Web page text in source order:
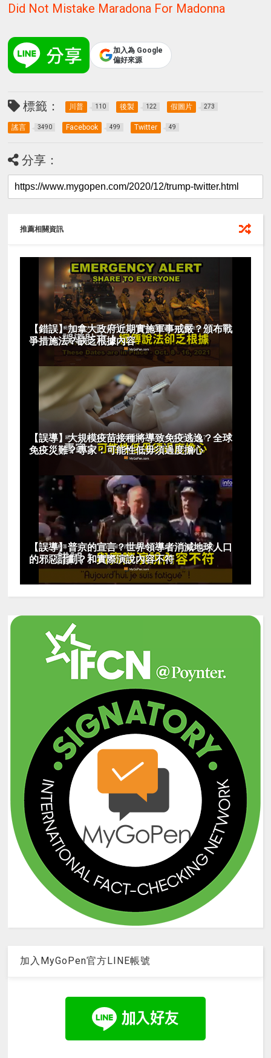
Did Not Mistake Maradona For Madonna
加入為 Google
偏好來源
標籤： 川普 110 後製 122 假圖片 273
謠言 3490 Facebook 499 Twitter 49
分享：
推薦相關資訊
【錯誤】加拿大政府近期實施軍事戒嚴？頒布戰
爭措施法？缺乏根據內容
【誤導】大規模疫苗接種將導致免疫逃逸？全球
免疫災難？專家：可能性低毋須過度擔心
【誤導】普京的宣言？世界領導者消減地球人口
的邪惡計劃？和實際演說內容不符
加入MyGoPen官方LINE帳號